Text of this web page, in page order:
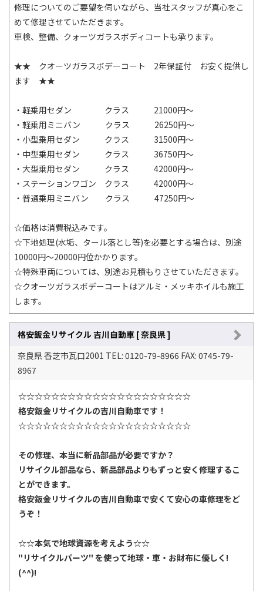
修理についてのご要望を伺いながら、当社スタッフが真心をこ
めて修理させていただきます。
車検、整備、クォーツガラスボディコートも承ります。
★★ クオーツガラスボデーコート 2年保証付 お安く提供し
ます ★★
・軽乗用セダン クラス 21000円～
・軽乗用ミニバン クラス 26250円～
・小型乗用セダン クラス 31500円～
・中型乗用セダン クラス 36750円～
・大型乗用セダン クラス 42000円～
・ステーションワゴン クラス 42000円～
・普通乗用ミニバン クラス 47250円～
☆価格は消費税込みです。
☆下地処理(水垢、タール落とし等)を必要とする場合は、別途
10000円～20000円位かかります。
☆特殊車両については、別途お見積もりさせていただきます。
☆クオーツガラスボデーコートはアルミ・メッキホイルも施工
します。
格安鈑金リサイクル 吉川自動車 [ 奈良県 ]
奈良県 香芝市瓦口2001 TEL: 0120-79-8966 FAX: 0745-79-
8967
☆☆☆☆☆☆☆☆☆☆☆☆☆☆☆☆☆☆☆☆☆
格安鈑金リサイクルの吉川自動車です！
☆☆☆☆☆☆☆☆☆☆☆☆☆☆☆☆☆☆☆☆☆
その修理、本当に新品部品が必要ですか？
リサイクル部品なら、新品部品よりもずっと安く修理するこ
とができます。
格安鈑金リサイクルの吉川自動車で安くて安心の車修理をど
うぞ！
☆☆本気で地球資源を考えよう☆☆
"リサイクルパーツ" を使って地球・車・お財布に優しく!
(^^)!